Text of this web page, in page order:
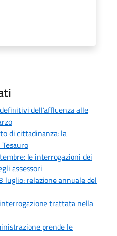
dell’affluenza alle
di cittadinanza: la
le interrogazioni dei
assessori
luglio: relazione annuale del
trattata nella
prende le